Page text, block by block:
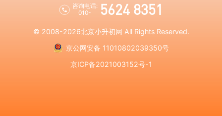
咨询电话:
010-
5624 8351
© 2008-2026北京小升初网 All Rights Reserved.
京公网安备 11010802039350号
京ICP备2021003152号-1